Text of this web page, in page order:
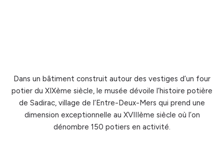
Dans un bâtiment construit autour des vestiges d’un four
potier du XIXème siècle, le musée dévoile l’histoire potière
de Sadirac, village de l’Entre-Deux-Mers qui prend une
dimension exceptionnelle au XVIIIème siècle où l’on
dénombre 150 potiers en activité.